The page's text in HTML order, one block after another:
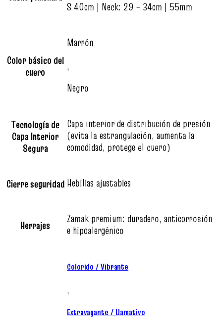
S 40cm | Neck: 29 – 34cm | 55mm
Color básico del
cuero
Marrón
,
Negro
Tecnología de
Capa Interior
Segura
Capa interior de distribución de presión
(evita la estrangulación, aumenta la
comodidad, protege el cuero)
Cierre seguridad Hebillas ajustables
Herrajes
Zamak premium: duradero, anticorrosión
e hipoalergénico
Colorido / Vibrante
,
Extravagante / Llamativo